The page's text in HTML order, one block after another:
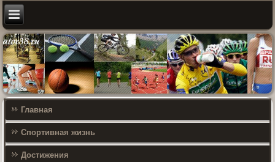
Главная
Спортивная жизнь
Достижения